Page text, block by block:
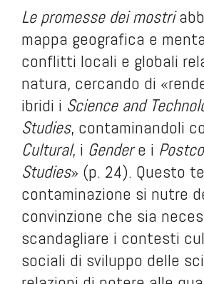
Le promesse dei mostri
mappa geografica e
conflitti locali e globali
natura, cercando di
ibridi i Science and
Studies, contaminandoli
Cultural, i Gendere i
Studies» (p. 24). Questo
contaminazione si nutre
convinzione che sia
scandagliare i contesti
sociali di sviluppo delle